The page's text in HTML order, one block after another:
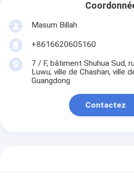
Masum Billah
+8616620605160
7 / F, bâtiment Shuhua Sud,
Luwu, ville de Chashan, ville
Guangdong
Contactez